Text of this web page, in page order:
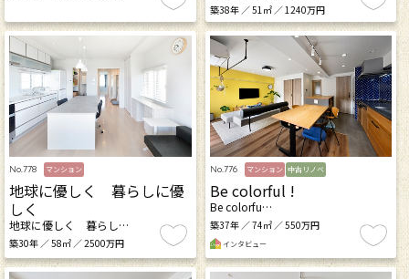
築38年 ／ 51㎡ ／ 1240万円
No.778 マンション
地球に優しく 暮らしに優
しく
地球に優しく 暮らし…
築30年 ／ 58㎡ ／ 2500万円
No.776 マンション 中古リノベ
Be colorful !
Be colorfu…
築37年 ／ 74㎡ ／ 550万円
インタビュー